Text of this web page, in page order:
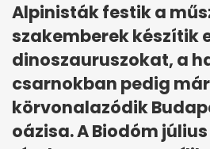
Alpinisták festik a
szakemberek készítik
dinoszauruszokat, a
csarnokban pedig már
körvonalazódik
oázisa. A Biodóm